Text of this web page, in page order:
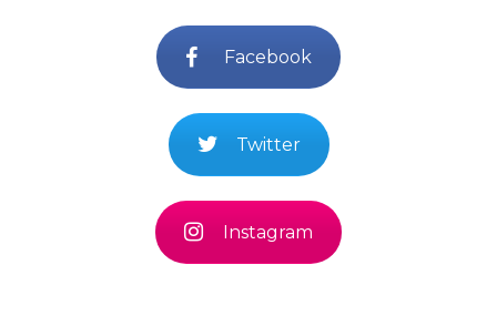
Facebook
Twitter
Instagram